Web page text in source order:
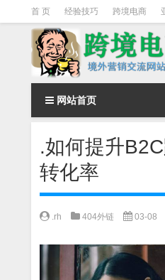
首 页 经验技巧 跨境电商
Facebook营销 Facebook广告
instagram营销
网站首页
.如何提升
转化率
.rh 404外链 03-08